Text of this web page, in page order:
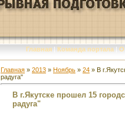
Главная | Команда портала | О
Главная » 2013 » Ноябрь » 24 » В
радуга"
В г.Якутске прошел 15
радуга"